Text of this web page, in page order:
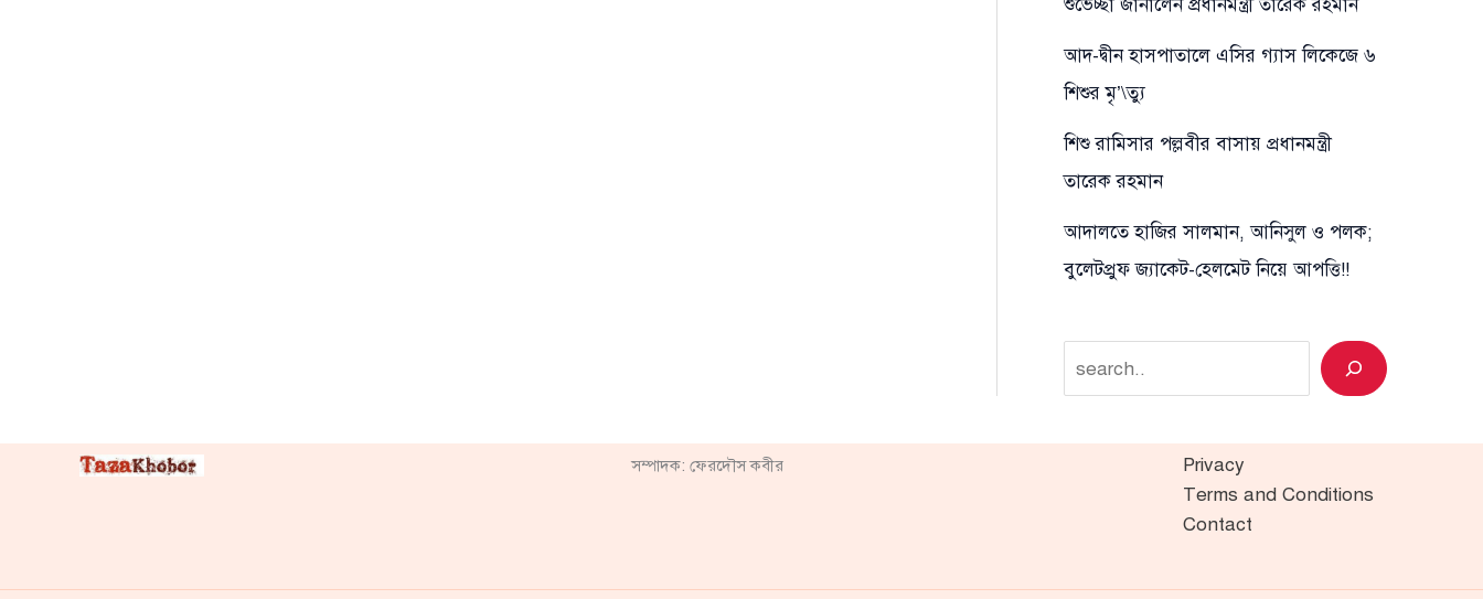
শুভেচ্ছা জানালেন প্রধানমন্ত্রী তারেক রহমান
আদ-দ্বীন হাসপাতালে এসির গ্যাস লিকেজে ৬
শিশুর মৃ’\ত্যু
শিশু রামিসার পল্লবীর বাসায় প্রধানমন্ত্রী
তারেক রহমান
আদালতে হাজির সালমান, আনিসুল ও পলক;
বুলেটপ্রুফ জ্যাকেট-হেলমেট নিয়ে আপত্তি!!
সম্পাদক: ফেরদৌস কবীর
Privacy
Terms and Conditions
Contact